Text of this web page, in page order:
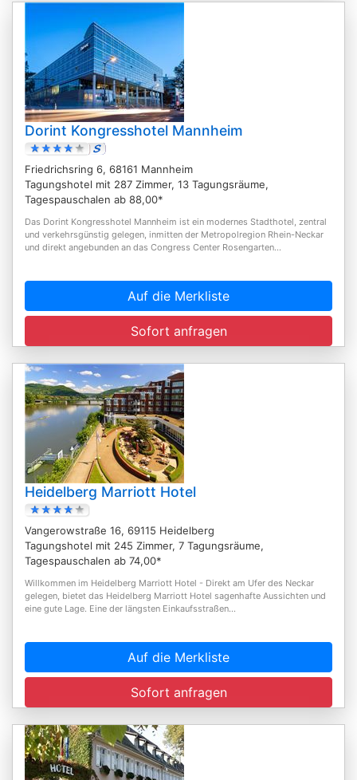
Dorint Kongresshotel Mannheim
Friedrichsring 6, 68161 Mannheim
Tagungshotel mit 287 Zimmer, 13 Tagungsräume,
Tagespauschalen ab 88,00*
Das Dorint Kongresshotel Mannheim ist ein modernes Stadthotel, zentral
und verkehrsgünstig gelegen, inmitten der Metropolregion Rhein-Neckar
und direkt angebunden an das Congress Center Rosengarten...
Auf die Merkliste
Sofort anfragen
Heidelberg Marriott Hotel
Vangerowstraße 16, 69115 Heidelberg
Tagungshotel mit 245 Zimmer, 7 Tagungsräume,
Tagespauschalen ab 74,00*
Willkommen im Heidelberg Marriott Hotel - Direkt am Ufer des Neckar
gelegen, bietet das Heidelberg Marriott Hotel sagenhafte Aussichten und
eine gute Lage. Eine der längsten Einkaufsstraßen...
Auf die Merkliste
Sofort anfragen